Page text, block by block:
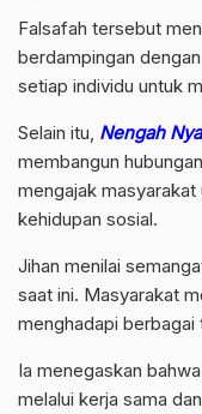
Falsafah tersebut
berdampingan
setiap individu untuk
Selain itu, Nengah
membangun
mengajak
kehidupan sosial.
Jihan menilai
saat ini. Masyarakat
menghadapi berbagai
Ia menegaskan
melalui kerja sama